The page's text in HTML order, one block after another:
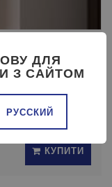
КУПИТИ
ДЛЯ
З САЙТОМ
РУССКИЙ